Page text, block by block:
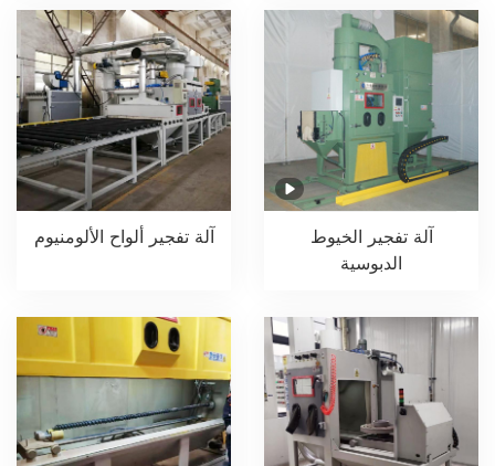
آلة تفجير ألواح الألومنيوم
آلة تفجير الخيوط
الدبوسية